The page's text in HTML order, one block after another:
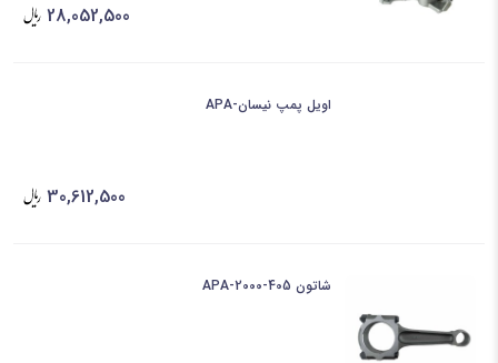
28,052,500
اویل پمپ نیسان-APA
30,612,500
شاتون 405-2000-APA